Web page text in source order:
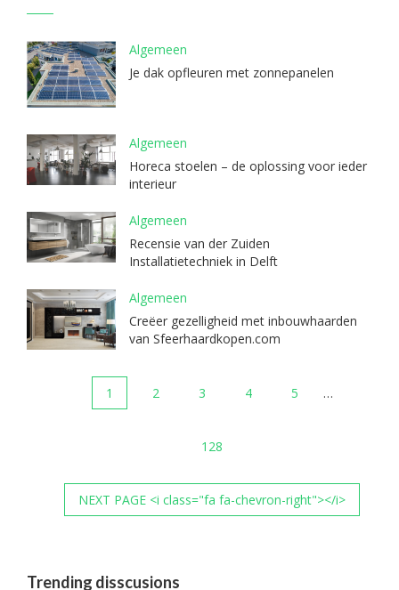
Algemeen
Je dak opfleuren met zonnepanelen
Algemeen
Horeca stoelen – de oplossing voor ieder
interieur
Algemeen
Recensie van der Zuiden
Installatietechniek in Delft
Algemeen
Creëer gezelligheid met inbouwhaarden
van Sfeerhaardkopen.com
1 2 3 4 5 …
128
NEXT PAGE <i class="fa fa-chevron-right"></i>
Trending disscusions